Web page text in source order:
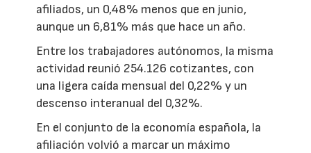
afiliados, un 0,48% menos que en junio,
aunque un 6,81% más que hace un año.
Entre los trabajadores autónomos, la misma
actividad reunió 254.126 cotizantes, con
una ligera caída mensual del 0,22% y un
descenso interanual del 0,32%.
En el conjunto de la economía española, la
afiliación volvió a marcar un máximo